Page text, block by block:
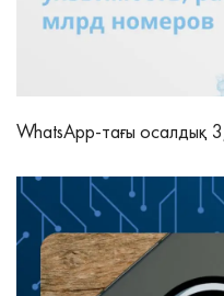
WhatsApp-тағы осалдық